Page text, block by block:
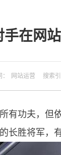
在网
网站运营 搜索
有功夫，
长胜将军，